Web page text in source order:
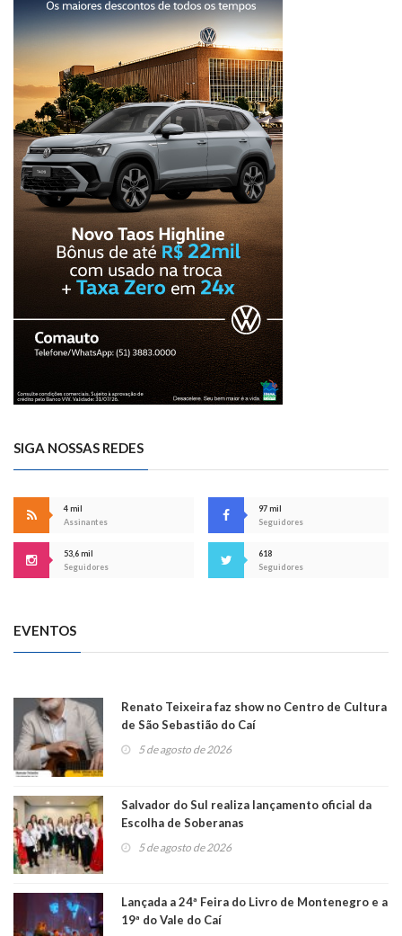
SIGA NOSSAS REDES
4 mil
Assinantes
97 mil
Seguidores
53,6 mil
Seguidores
618
Seguidores
EVENTOS
Renato Teixeira faz show no Centro de Cultura
de São Sebastião do Caí
5 de agosto de 2026
Salvador do Sul realiza lançamento oficial da
Escolha de Soberanas
5 de agosto de 2026
Lançada a 24ª Feira do Livro de Montenegro e a
19ª do Vale do Caí